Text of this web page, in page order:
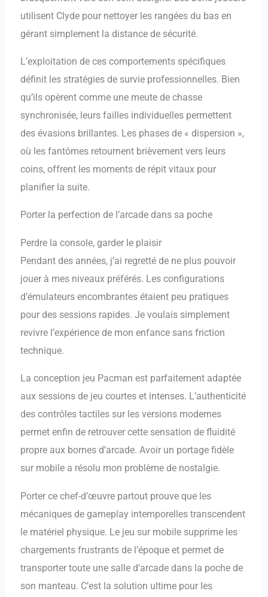
utilisent Clyde pour nettoyer les rangées du bas en
gérant simplement la distance de sécurité.
L’exploitation de ces comportements spécifiques
définit les stratégies de survie professionnelles. Bien
qu’ils opèrent comme une meute de chasse
synchronisée, leurs failles individuelles permettent
des évasions brillantes. Les phases de « dispersion »,
où les fantômes retournent brièvement vers leurs
coins, offrent les moments de répit vitaux pour
planifier la suite.
Porter la perfection de l’arcade dans sa poche
Perdre la console, garder le plaisir
Pendant des années, j’ai regretté de ne plus pouvoir
jouer à mes niveaux préférés. Les configurations
d’émulateurs encombrantes étaient peu pratiques
pour des sessions rapides. Je voulais simplement
revivre l’expérience de mon enfance sans friction
technique.
La conception jeu Pacman est parfaitement adaptée
aux sessions de jeu courtes et intenses. L’authenticité
des contrôles tactiles sur les versions modernes
permet enfin de retrouver cette sensation de fluidité
propre aux bornes d’arcade. Avoir un portage fidèle
sur mobile a résolu mon problème de nostalgie.
Porter ce chef-d’œuvre partout prouve que les
mécaniques de gameplay intemporelles transcendent
le matériel physique. Le jeu sur mobile supprime les
chargements frustrants de l’époque et permet de
transporter toute une salle d’arcade dans la poche de
son manteau. C’est la solution ultime pour les